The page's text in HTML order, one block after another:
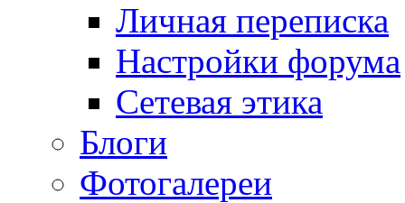
Личная переписка
Настройки форума
Сетевая этика
Блоги
Фотогалереи